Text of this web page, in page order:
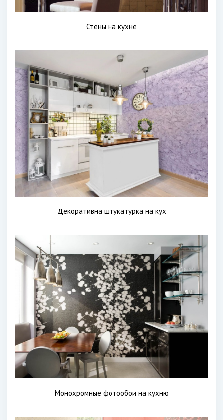
Стены на кухне
Декоративна штукатурка на кух
Монохромные фотообои на кухню